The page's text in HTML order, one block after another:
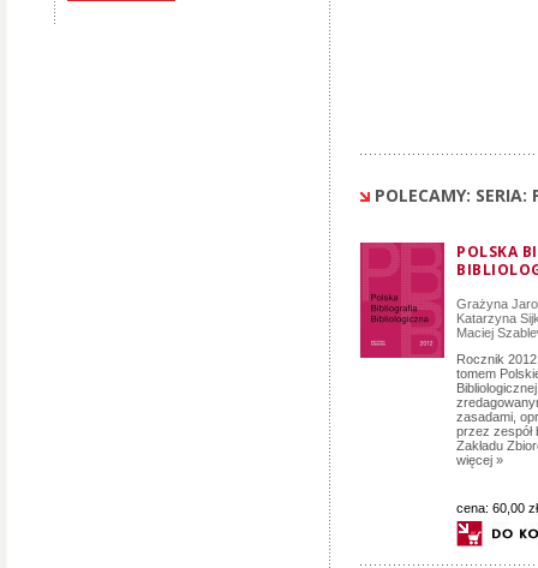
POLECAMY: SERIA:
POLSKA
Grażyna
Katarzyna
Maciej
Rocznik
tomem
zasadami,
przez zespół
Zakładu
więcej »
cena: 60,00 zł